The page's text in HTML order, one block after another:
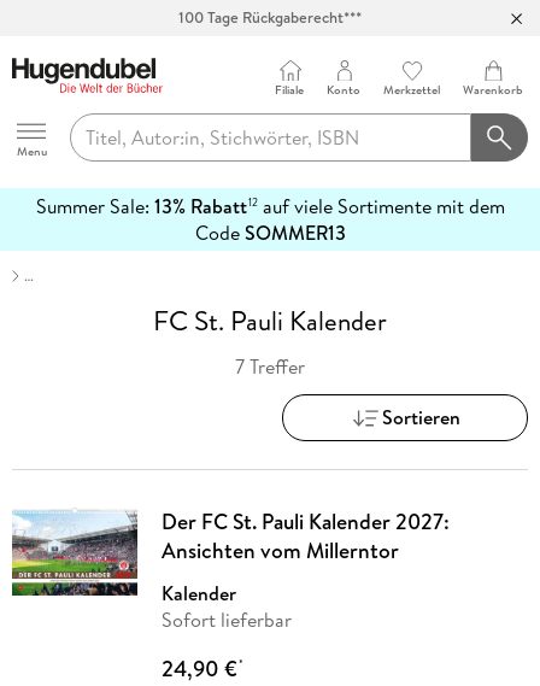
100 Tage Rückgaberecht***
Hugendubel
Menu
Filiale Konto Merkzettel Warenkorb
Summer Sale: 13% Rabatt12auf viele Sortimente mit dem
CodeSOMMER13
erfahren
…
FC St. Pauli Kalender
7 Treffer
Sortieren
Der FC St. Pauli Kalender 2027:
Ansichten vom Millerntor
Kalender
Sofort lieferbar
24,90 €*